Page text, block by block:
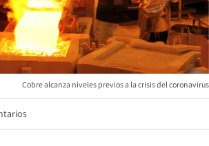
Cobre alcanza niveles previos a la crisis del coronavirus